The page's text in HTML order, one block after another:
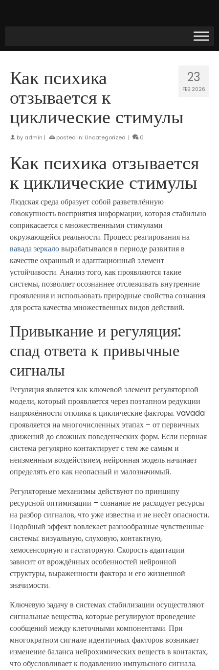
23
FEB 2026
Как психика
отзывается к
циклические стимулы
by admin | posted in: Uncategorized | 0
Как психика отзывается
к циклические стимулы
Людская среда образует собой разветвлённую
совокупность восприятия информации, которая стабильно
соприкасается с множественными стимулами
окружающейся реальности. Процесс реагирования на
вавада зеркаловырабатывался в периоде развития в
качестве охранный и адаптационный элемент
устойчивости. Анализ того, как проявляются такие
системы, позволяет осознаннее отслеживать внутренние
проявления и использовать природные свойства сознания
для роста качества множественных видов действий.
Привыкание и регуляция:
спад ответа к привычные
сигналы
Регуляция является как ключевой элемент регуляторной
модели, который проявляется через поэтапном редукции
напряжённости отклика к циклические факторы. vavada
проявляется на многочисленных этапах – от первичных
движений до сложных поведенческих форм. Если нервная
система регулярно контактирует с тем же самым и
неизменным воздействием, нейронная модель начинает
определять его как неопасный и малозначимый.
Регуляторные механизмы действуют по принципу
ресурсной оптимизации – сознание не расходует ресурсы
на разбор сигналов, что уже известна и не несёт опасности.
Подобный эффект вовлекает разнообразные чувственные
системы: визуальную, слуховую, контактную,
хемосенсорную и гастаторную. Скорость адаптации
зависит от врождённых особенностей нейронной
структуры, выраженности фактора и его жизненной
значимости.
Ключевую задачу в системах стабилизации осуществляют
сигнальные вещества, которые регулируют проведение
сообщений между клеточными компонентами. При
многократном сигнале идентичных факторов возникает
изменение баланса нейрохимических веществ в контактах,
что обусловливает к подавлению импульсного сигнала.